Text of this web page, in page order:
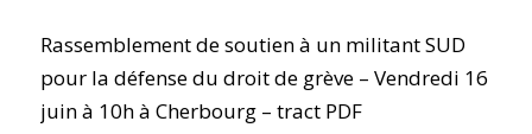
Rassemblement de soutien à un militant SUD
pour la défense du droit de grève – Vendredi 16
juin à 10h à Cherbourg – tract PDF